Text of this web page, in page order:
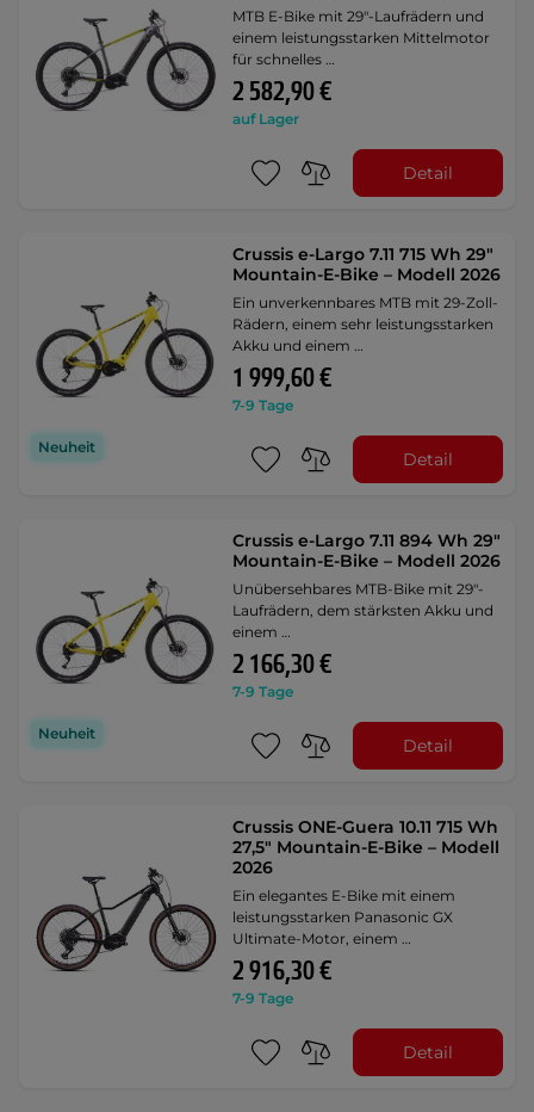
MTB E-Bike mit 29"-Laufrädern und
einem leistungsstarken Mittelmotor
für schnelles …
2 582,90 €
auf Lager
Detail
Neuheit
Crussis e-Largo 7.11 715 Wh 29"
Mountain-E-Bike – Modell 2026
Ein unverkennbares MTB mit 29-Zoll-
Rädern, einem sehr leistungsstarken
Akku und einem …
1 999,60 €
7-9 Tage
Detail
Neuheit
Crussis e-Largo 7.11 894 Wh 29"
Mountain-E-Bike – Modell 2026
Unübersehbares MTB-Bike mit 29"-
Laufrädern, dem stärksten Akku und
einem …
2 166,30 €
7-9 Tage
Detail
Crussis ONE-Guera 10.11 715 Wh
27,5" Mountain-E-Bike – Modell
2026
Ein elegantes E-Bike mit einem
leistungsstarken Panasonic GX
Ultimate-Motor, einem …
2 916,30 €
7-9 Tage
Detail